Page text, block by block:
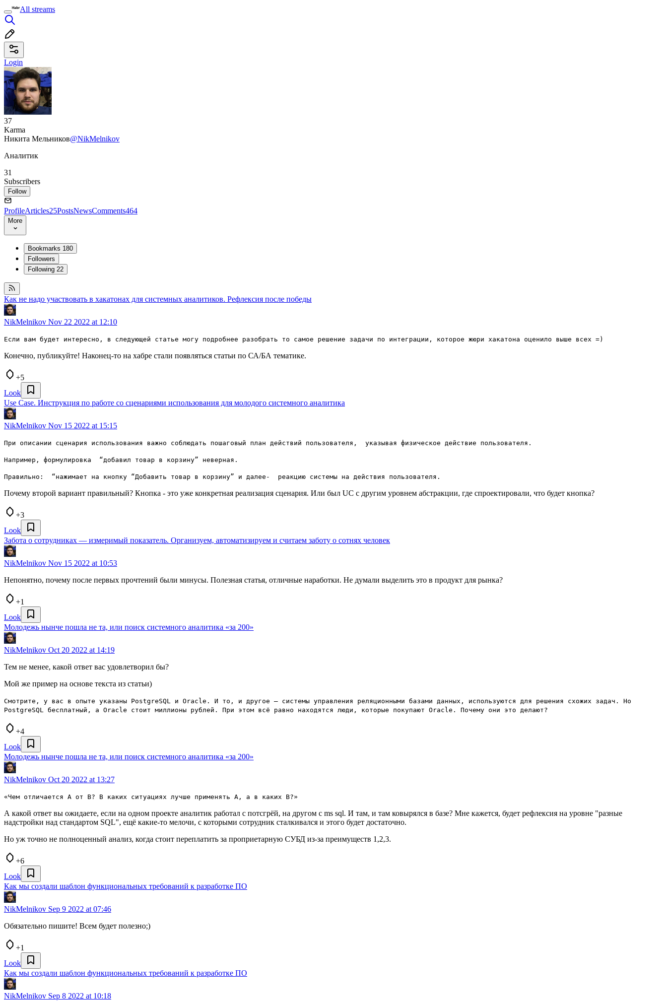
All streams
Login
37
Karma
Никита Мельников@NikMelnikov
Аналитик
31
Subscribers
Follow
ProfileArticles25PostsNewsComments464
More
Bookmarks 180
Followers
Following 22
Как не надо участвовать в хакатонах для системных аналитиков. Рефлексия после победы
NikMelnikov Nov 22 2022 at 12:10
Если вам будет интересно, в следующей статье могу подробнее разобрать то самое решение задачи по интеграции, которое жюри хакатона оценило выше всех =)
Конечно, публикуйте! Наконец-то на хабре стали появляться статьи по СА/БА тематике.
+5
Look
Use Case. Инструкция по работе со сценариями использования для молодого системного аналитика
NikMelnikov Nov 15 2022 at 15:15
При описании сценария использования важно соблюдать пошаговый план действий пользователя, указывая физическое действие пользователя.
Например, формулировка “добавил товар в корзину” неверная.
Правильно: “нажимает на кнопку “Добавить товар в корзину” и далее- реакцию системы на действия пользователя.
Почему второй вариант правильный? Кнопка - это уже конкретная реализация сценария. Или был UC с другим уровнем абстракции, где спроектировали, что будет кнопка?
+3
Look
Забота о сотрудниках — измеримый показатель. Организуем, автоматизируем и считаем заботу о сотнях человек
NikMelnikov Nov 15 2022 at 10:53
Непонятно, почему после первых прочтений были минусы. Полезная статья, отличные наработки. Не думали выделить это в продукт для рынка?
+1
Look
Молодежь нынче пошла не та, или поиск системного аналитика «за 200»
NikMelnikov Oct 20 2022 at 14:19
Тем не менее, какой ответ вас удовлетворил бы?
Мой же пример на основе текста из статьи)
Смотрите, у вас в опыте указаны PostgreSQL и Oracle. И то, и другое – системы управления реляционными базами данных, используются для решения схожих задач. Но
PostgreSQL бесплатный, а Oracle стоит миллионы рублей. При этом всё равно находятся люди, которые покупают Oracle. Почему они это делают?
+4
Look
Молодежь нынче пошла не та, или поиск системного аналитика «за 200»
NikMelnikov Oct 20 2022 at 13:27
«Чем отличается А от В? В каких ситуациях лучше применять А, а в каких В?»
А какой ответ вы ожидаете, если на одном проекте аналитик работал с потсгрёй, на другом с ms sql. И там, и там ковырялся в базе? Мне кажется, будет рефлексия на уровне "разные
надстройки над стандартом SQL", ещё какие-то мелочи, с которыми сотрудник сталкивался и этого будет достаточно.
Но уж точно не полноценный анализ, когда стоит переплатить за проприетарную СУБД из-за преимуществ 1,2,3.
+6
Look
Как мы создали шаблон функциональных требований к разработке ПО
NikMelnikov Sep 9 2022 at 07:46
Обязательно пишите! Всем будет полезно;)
+1
Look
Как мы создали шаблон функциональных требований к разработке ПО
NikMelnikov Sep 8 2022 at 10:18